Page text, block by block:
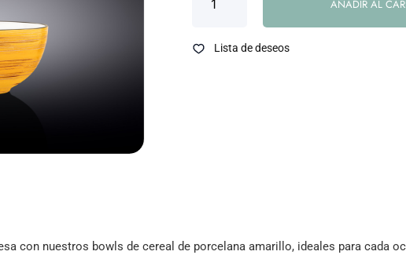
AÑADIR AL
Lista de deseos
con nuestros bowls de cereal de porcelana amarillo, ideales para cada